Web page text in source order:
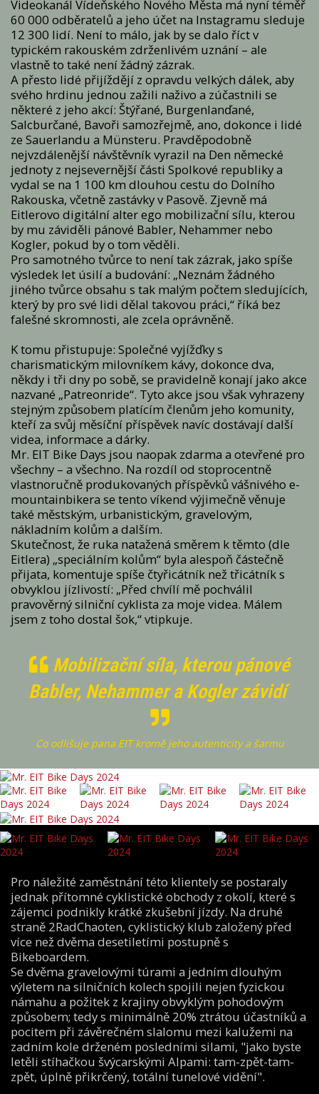
Videokanál Vídeňského Nového Města má nyní téměř
60 000 odběratelů a jeho účet na Instagramu sleduje
12 300 lidí. Není to málo, jak by se dalo říct v
typickém rakouském zdrženlivém uznání – ale
vlastně to také není žádný zázrak.
A přesto lidé přijíždějí z opravdu velkých dálek, aby
svého hrdinu jednou zažili naživo a zúčastnili se
některé z jeho akcí: Štýřané, Burgenlanďané,
Salcburčané, Bavoři samozřejmě, ano, dokonce i lidé
ze Sauerlandu a Münsteru. Pravděpodobně
nejvzdálenější návštěvník vyrazil na Den německé
jednoty z nejsevernější části Spolkové republiky a
vydal se na 1 100 km dlouhou cestu do Dolního
Rakouska, včetně zastávky v Pasově. Zjevně má
Eitlerovo digitální alter ego mobilizační sílu, kterou
by mu záviděli pánové Babler, Nehammer nebo
Kogler, pokud by o tom věděli.
Pro samotného tvůrce to není tak zázrak, jako spíše
výsledek let úsilí a budování: „Neznám žádného
jiného tvůrce obsahu s tak malým počtem sledujících,
který by pro své lidi dělal takovou práci,“ říká bez
falešné skromnosti, ale zcela oprávněně.
K tomu přistupuje: Společné vyjížďky s
charismatickým milovníkem kávy, dokonce dva,
někdy i tři dny po sobě, se pravidelně konají jako akce
nazvané „Patreonride“. Tyto akce jsou však vyhrazeny
stejným způsobem platícím členům jeho komunity,
kteří za svůj měsíční příspěvek navíc dostávají další
videa, informace a dárky.
Mr. EIT Bike Days jsou naopak zdarma a otevřené pro
všechny – a všechno. Na rozdíl od stoprocentně
vlastnoručně produkovaných příspěvků vášnivého e-
mountainbikera se tento víkend výjimečně věnuje
také městským, urbanistickým, gravelovým,
nákladním kolům a dalším.
Skutečnost, že ruka natažená směrem k těmto (dle
Eitlera) „speciálním kolům“ byla alespoň částečně
přijata, komentuje spíše čtyřicátník než třicátník s
obvyklou jízlivostí: „Před chvílí mě pochválil
pravověrný silniční cyklista za moje videa. Málem
jsem z toho dostal šok,“ vtipkuje.
Mobilizační síla, kterou pánové
Babler, Nehammer a Kogler závidí
Co odlišuje pana EIT kromě jeho autenticity a šarmu
Pro náležité zaměstnání této klientely se postaraly
jednak přítomné cyklistické obchody z okolí, které s
zájemci podnikly krátké zkušební jízdy. Na druhé
straně 2RadChaoten, cyklistický klub založený před
více než dvěma desetiletími postupně s
Bikeboardem.
Se dvěma gravelovými túrami a jedním dlouhým
výletem na silničních kolech spojili nejen fyzickou
námahu a požitek z krajiny obvyklým pohodovým
způsobem; tedy s minimálně 20% ztrátou účastníků a
pocitem při závěrečném slalomu mezi kalužemi na
zadním kole drženém posledními silami, "jako byste
letěli stíhačkou švýcarskými Alpami: tam-zpět-tam-
zpět, úplně přikrčený, totální tunelové vidění".